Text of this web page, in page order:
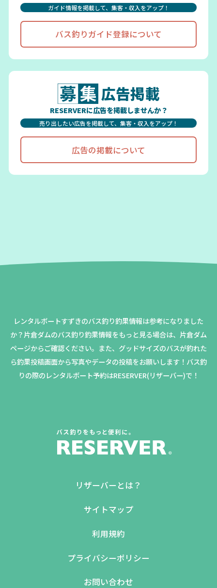
ガイド情報を掲載して、集客・収入をアップ！
バス釣りガイド登録について
広告掲載
RESERVERに広告を掲載しませんか？
売り出したい広告を掲載して、集客・収入をアップ！
広告の掲載について
レンタルボートすずきのバス釣り釣果情報は参考になりました
か？片倉ダムのバス釣り釣果情報をもっと見る場合は、片倉ダム
ページからご確認ください。 また、グッドサイズのバスが釣れた
ら釣果投稿画面から写真やデータの投稿をお願いします！バス釣
りの際のレンタルボート予約はRESERVER(リザーバー)で！
リザーバーとは？
サイトマップ
利用規約
プライバシーポリシー
お問い合わせ